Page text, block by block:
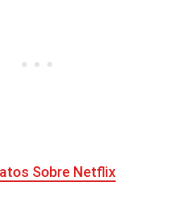
Sobre Netflix